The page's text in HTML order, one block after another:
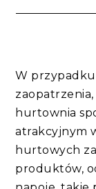
W
hurtownia
atrakcyjnym
hurtowych
produktów,